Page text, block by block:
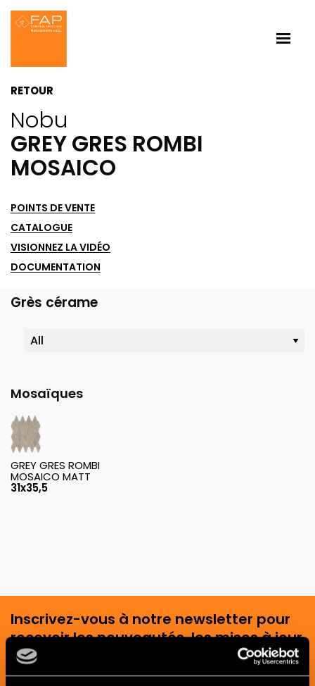
RETOUR
Nobu
GREY GRES ROMBI
MOSAICO
POINTS DE VENTE
CATALOGUE
VISIONNEZ LA VIDÉO
DOCUMENTATION
Grès cérame
Mosaïques
GREY GRES ROMBI
MOSAICO MATT
31x35,5
Inscrivez-vous à notre newsletter pour
recevoir les nouveautés, les mises à jour
et les idées créatives relatives au
monde des céramiques et du design